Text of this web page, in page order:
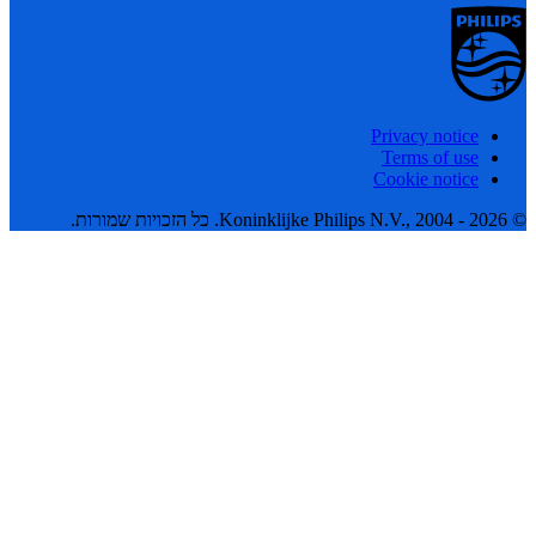
Privacy notice
Terms of use
Cookie notice